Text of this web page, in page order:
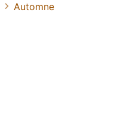
Automne